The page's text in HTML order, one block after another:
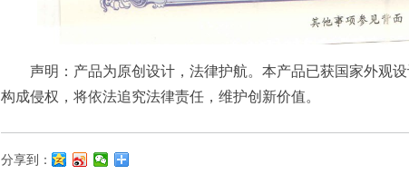
声明：产品为原创设计，法律护航。本产品已获国家外观
构成侵权，将依法追究法律责任，维护创新价值。
分享到：